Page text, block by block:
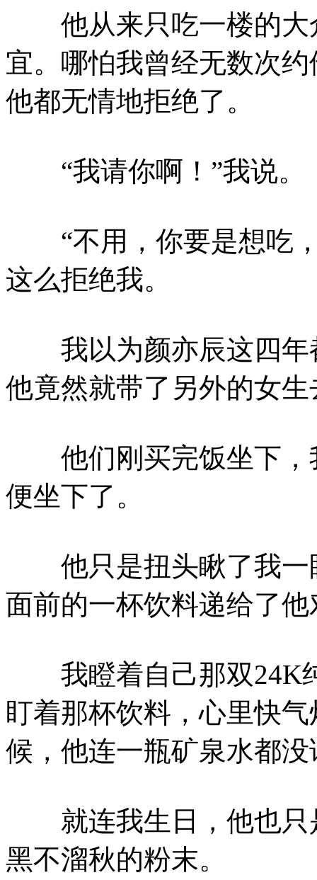
他从来只吃一楼的大
宜。哪怕我曾经无数次
他都无情地拒绝了。
“我请你啊！”我说。
“不用，你要是想吃，
这么拒绝我。
我以为颜亦辰这四年
他竟然就带了另外的女生
他们刚买完饭坐下，
便坐下了。
他只是扭头瞅了我一
面前的一杯饮料递给了
我瞪着自己那双24K
盯着那杯饮料，心里快
候，他连一瓶矿泉水都
就连我生日，他也只
黑不溜秋的粉末。